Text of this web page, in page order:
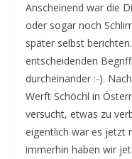
Anscheinend war die
oder sogar noch
später selbst
entscheidenden
durcheinander :-).
Werft Schöchl in
versucht, etwas zu
eigentlich war es jetzt
immerhin haben wir